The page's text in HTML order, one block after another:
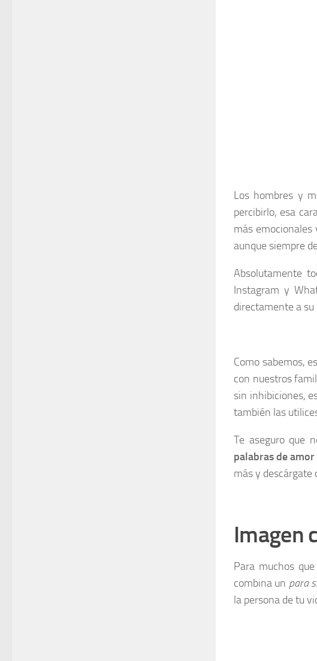
Los hombres y
percibirlo, esa
más emocionales
aunque siempre
Absolutamente
Instagram y
directamente a
Como sabemos,
con nuestros
sin inhibiciones,
también las
Te aseguro que
palabras de amor
más y descárgate
Imagen
Para muchos
combina un para
la persona de tu